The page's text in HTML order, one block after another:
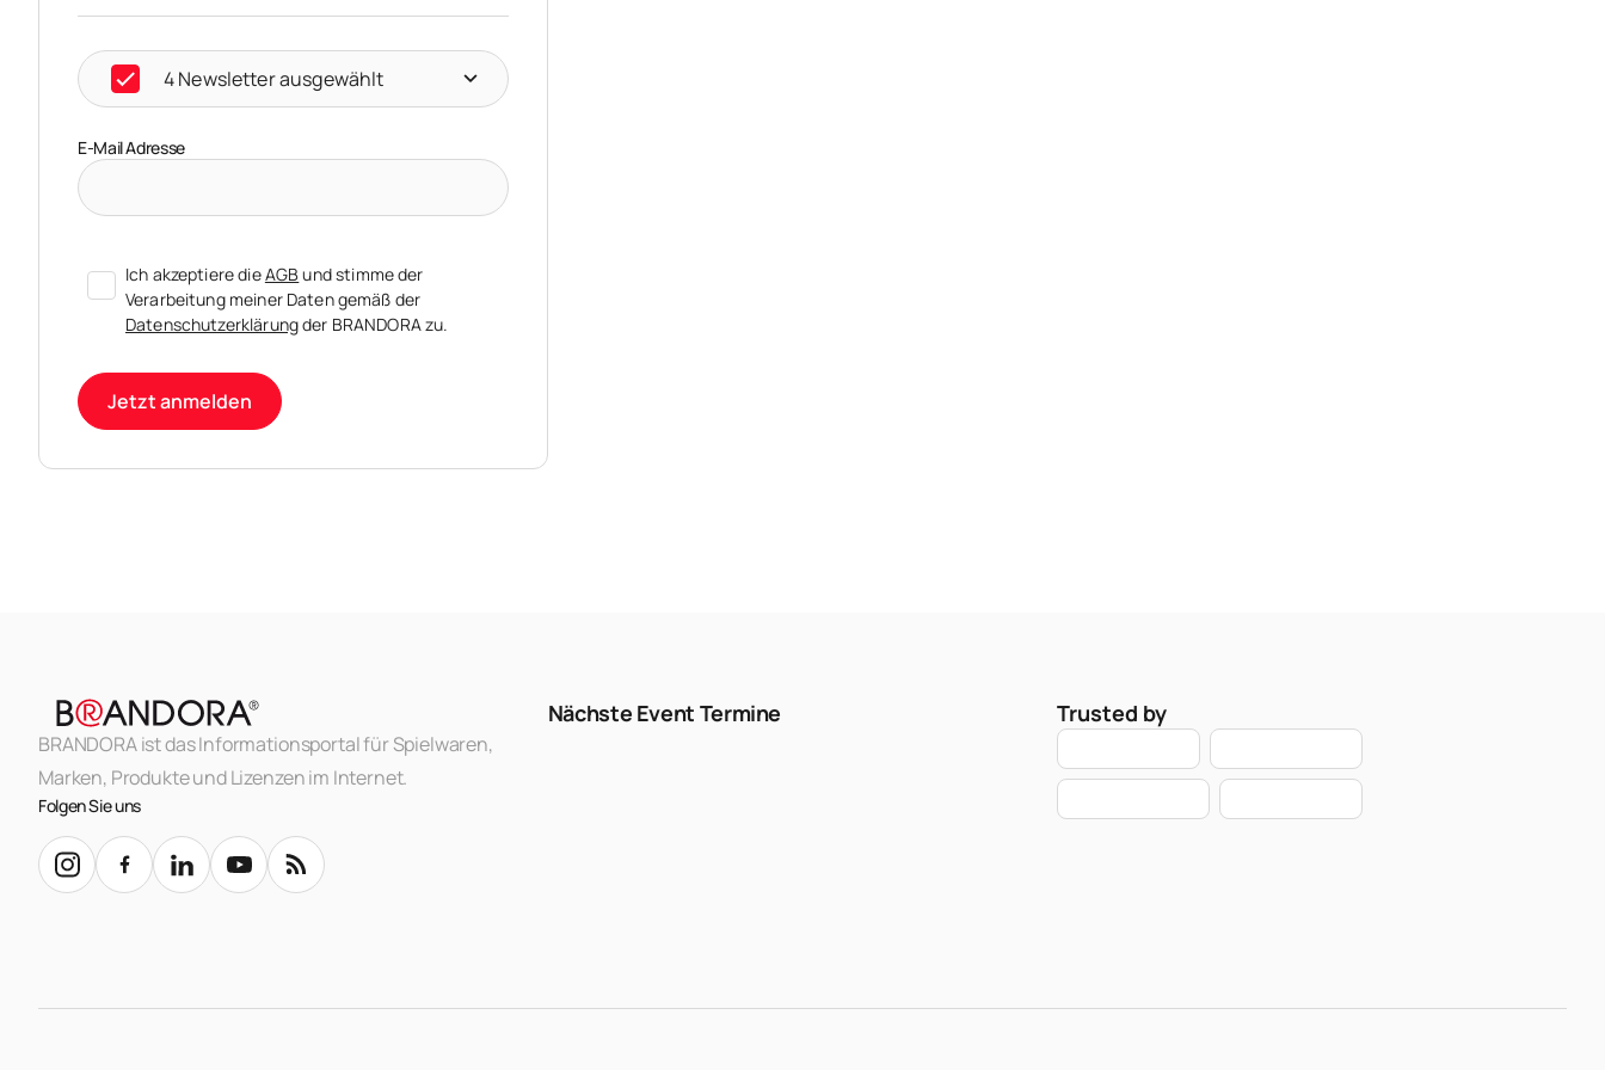
4 Newsletter ausgewählt
E-Mail Adresse
Ich akzeptiere dieAGBund stimme der
Verarbeitung meiner Daten gemäß der
Datenschutzerklärungder BRANDORA zu.
Jetzt anmelden
BRANDORA ist das Informationsportal für Spielwaren,
Marken, Produkte und Lizenzen im Internet.
Folgen Sie uns
Nächste Event Termine Trusted by